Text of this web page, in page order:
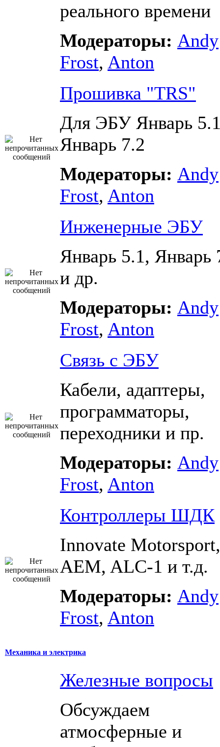
реального времени
Модераторы: Andy
Frost, Anton
Прошивка "TRS"
Для ЭБУ Январь
Январь 7.2
Модераторы: Andy
Frost, Anton
Инженерные ЭБУ
Январь 5.1, Январь
и др.
Модераторы: Andy
Frost, Anton
Связь с ЭБУ
Кабели, адаптеры,
программаторы,
переходники и пр.
Модераторы: Andy
Frost, Anton
Контроллеры ШДК
Innovate Motorsport,
AEM, ALC-1 и т.д.
Модераторы: Andy
Frost, Anton
Механика и электрика
Железные вопросы
Обсуждаем
атмосферные и